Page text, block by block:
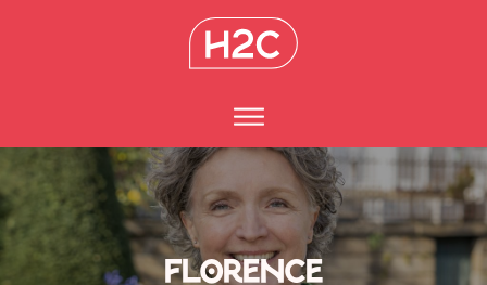
Florence